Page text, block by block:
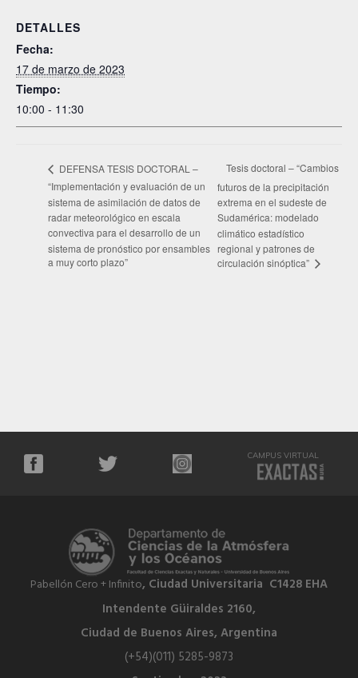
DETALLES
Fecha:
17 de marzo de 2023
Tiempo:
10:00 - 11:30
DEFENSA TESIS DOCTORAL –
“Implementación y evaluación de un
sistema de asimilación de datos de
radar meteorológico en escala
convectiva para el desarrollo de un
sistema de pronóstico por ensambles
a muy corto plazo”
Tesis doctoral – “Cambios
futuros de la precipitación
extrema en el sudeste de
Sudamérica: modelado
climático estadístico
regional y patrones de
circulación sinóptica”
CAMPUS VIRTUAL
Pabellón Cero + Infinito, Ciudad Universitaria C1428 EHA
Intendente Güiraldes 2160,
Ciudad de Buenos Aires, Argentina
(+54)(011) 5285-9873